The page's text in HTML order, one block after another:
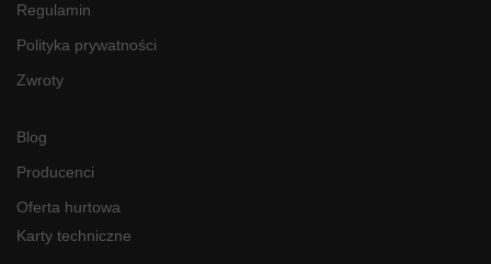
Regulamin
Polityka prywatności
Zwroty
Blog
Producenci
Oferta hurtowa
Karty techniczne